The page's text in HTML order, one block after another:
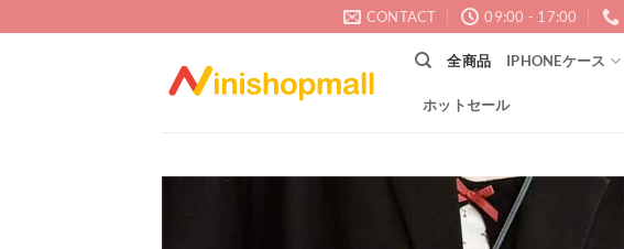
to
CONTACT 09:00 - 17:00
全商品 IPHONEケース
ホットセール